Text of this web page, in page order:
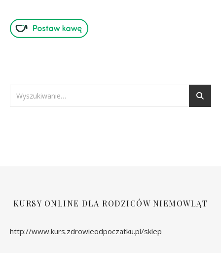
KURSY ONLINE DLA RODZICÓW NIEMOWLĄT
http://www.kurs.zdrowieodpoczatku.pl/sklep